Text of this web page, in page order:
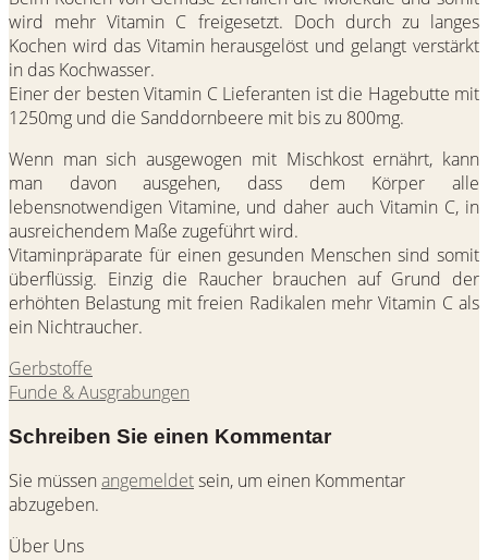
wird mehr Vitamin C freigesetzt. Doch durch zu langes
Kochen wird das Vitamin herausgelöst und gelangt verstärkt
in das Kochwasser.
Einer der besten Vitamin C Lieferanten ist die Hagebutte mit
1250mg und die Sanddornbeere mit bis zu 800mg.
Wenn man sich ausgewogen mit Mischkost ernährt, kann
man davon ausgehen, dass dem Körper alle
lebensnotwendigen Vitamine, und daher auch Vitamin C, in
ausreichendem Maße zugeführt wird.
Vitaminpräparate für einen gesunden Menschen sind somit
überflüssig. Einzig die Raucher brauchen auf Grund der
erhöhten Belastung mit freien Radikalen mehr Vitamin C als
ein Nichtraucher.
Gerbstoffe
Funde & Ausgrabungen
Schreiben Sie einen Kommentar
Sie müssenangemeldetsein, um einen Kommentar
abzugeben.
Über Uns